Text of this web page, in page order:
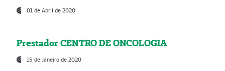
01 de Abril de 2020
Prestador CENTRO DE ONCOLOGIA
15 de Janeiro de 2020